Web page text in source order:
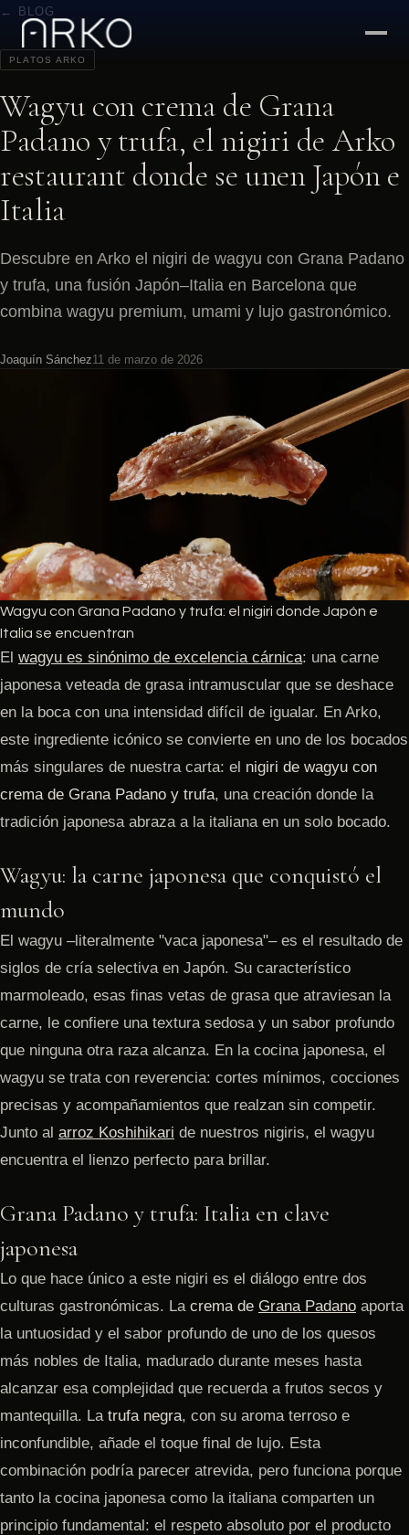
← BLOG
PLATOS ARKO
Wagyu con crema de Grana
Padano y trufa, el nigiri de Arko
restaurant donde se unen Japón e
Italia
Descubre en Arko el nigiri de wagyu con Grana Padano
y trufa, una fusión Japón–Italia en Barcelona que
combina wagyu premium, umami y lujo gastronómico.
Joaquín Sánchez11 de marzo de 2026
Wagyu con Grana Padano y trufa: el nigiri donde Japón e
Italia se encuentran
El wagyu es sinónimo de excelencia cárnica: una carne
japonesa veteada de grasa intramuscular que se deshace
en la boca con una intensidad difícil de igualar. En Arko,
este ingrediente icónico se convierte en uno de los bocados
más singulares de nuestra carta: el nigiri de wagyu con
crema de Grana Padano y trufa, una creación donde la
tradición japonesa abraza a la italiana en un solo bocado.
Wagyu: la carne japonesa que conquistó el
mundo
El wagyu –literalmente "vaca japonesa"– es el resultado de
siglos de cría selectiva en Japón. Su característico
marmoleado, esas finas vetas de grasa que atraviesan la
carne, le confiere una textura sedosa y un sabor profundo
que ninguna otra raza alcanza. En la cocina japonesa, el
wagyu se trata con reverencia: cortes mínimos, cocciones
precisas y acompañamientos que realzan sin competir.
Junto al arroz Koshihikari de nuestros nigiris, el wagyu
encuentra el lienzo perfecto para brillar.
Grana Padano y trufa: Italia en clave
japonesa
Lo que hace único a este nigiri es el diálogo entre dos
culturas gastronómicas. La crema de Grana Padano aporta
la untuosidad y el sabor profundo de uno de los quesos
más nobles de Italia, madurado durante meses hasta
alcanzar esa complejidad que recuerda a frutos secos y
mantequilla. La trufa negra, con su aroma terroso e
inconfundible, añade el toque final de lujo. Esta
combinación podría parecer atrevida, pero funciona porque
tanto la cocina japonesa como la italiana comparten un
principio fundamental: el respeto absoluto por el producto